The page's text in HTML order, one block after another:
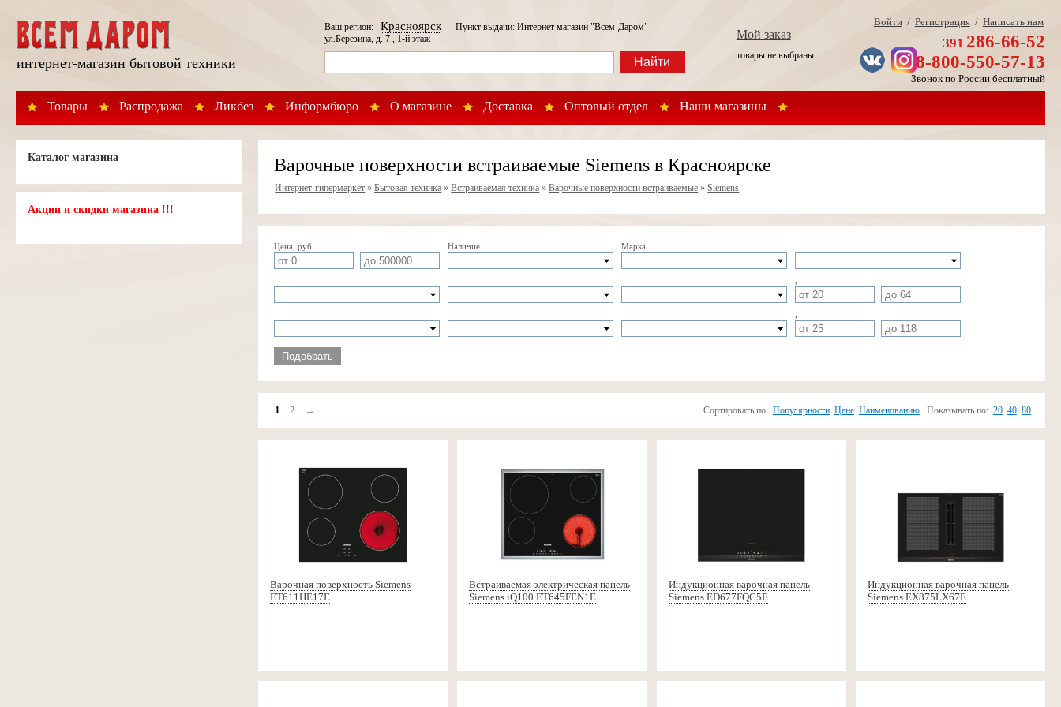
интернет-магазин бытовой техники
Товары Распродажа Ликбез Информбюро О магазине Доставка Оптовый отдел Наши магазины
Ваш регион:КрасноярскПункт выдачи: Интернет магазин "Всем-Даром"
ул.Березина, д. 7 , 1-й этаж
Найти
Мой заказ
товары не выбраны
Войти/ Регистрация/ Написать нам
391 286-66-52
8-800-550-57-13
Звонок по России бесплатный
Каталог магазина
Акции и скидки магазина !!!
Варочные поверхности встраиваемые Siemens в Красноярске
Интернет-гипермаркет »Бытовая техника »Встраиваемая техника »Варочные поверхности встраиваемые »Siemens
Цена, руб Наличие Марка
Подобрать
1 2 → Сортировать по: Популярности Цене Наименованию Показывать по: 20 40 80
Варочная поверхность Siemens
ET611HE17E
Встраиваемая электрическая панель
Siemens iQ100 ET645FEN1E
Индукционная варочная панель
Siemens ED677FQC5E
Индукционная варочная панель
Siemens EX875LX67E